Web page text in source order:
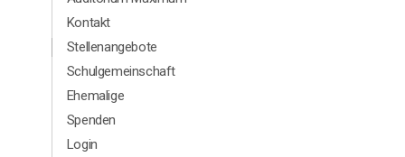
Kontakt
Menú segundario Footer Aleman
Stellenangebote
Schulgemeinschaft
Ehemalige
Spenden
Login